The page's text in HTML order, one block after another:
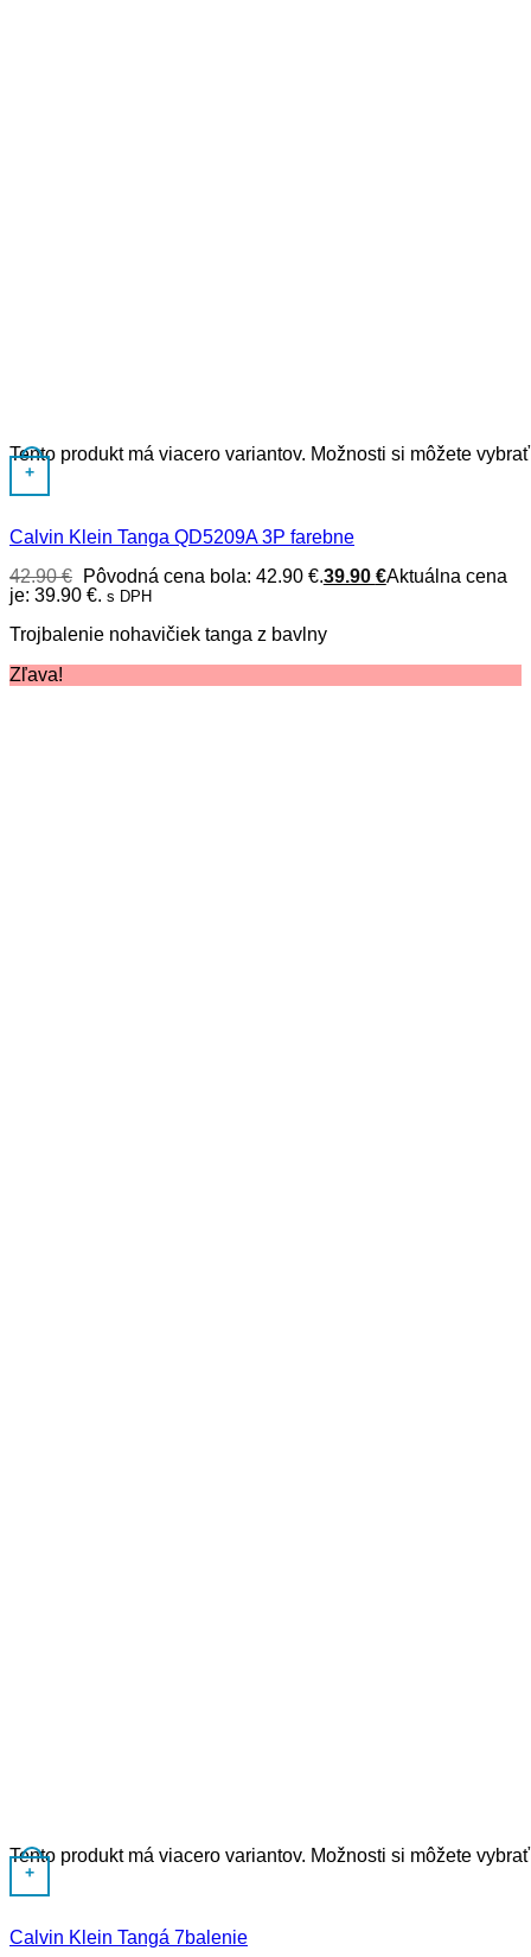
+
Tento produkt má viacero variantov. Možnosti si môžete
Calvin Klein Tanga QD5209A 3P farebne
42.90€ Pôvodná cena bola: 42.90 €.39.90 €Aktuálna cena
je: 39.90 €. s DPH
Trojbalenie nohavičiek tanga z bavlny
Zľava!
+
Tento produkt má viacero variantov. Možnosti si môžete
Calvin Klein Tangá 7balenie